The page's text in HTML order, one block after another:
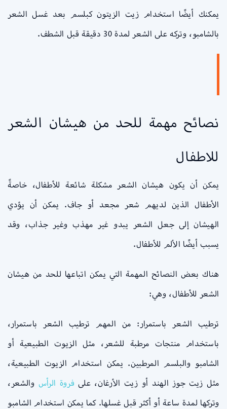
يمكنك أيضًا استخدام زيت الزيتون كبلسم بعد غسل الشعر
بالشامبو، وتركه على الشعر لمدة 30 دقيقة قبل الشطف.
نصائح مهمة للحد من هيشان الشعر
للاطفال
يمكن أن يكون هيشان الشعر مشكلة شائعة للأطفال، خاصةً
الأطفال الذين لديهم شعر مجعد أو جاف. يمكن أن يؤدي
الهيشان إلى جعل الشعر يبدو غير مهذب وغير جذاب، وقد
يسبب أيضًا الألم للأطفال.
هناك بعض النصائح المهمة التي يمكن اتباعها للحد من هيشان
الشعر للأطفال، وهي:
ترطيب الشعر باستمرار: من المهم ترطيب الشعر باستمرار،
باستخدام منتجات مرطبة للشعر، مثل الزيوت الطبيعية أو
الشامبو والبلسم المرطبين. يمكن استخدام الزيوت الطبيعية،
مثل زيت جوز الهند أو زيت الأرغان، على فروة الرأس والشعر،
وتركها لمدة ساعة أو أكثر قبل غسلها. كما يمكن استخدام الشامبو